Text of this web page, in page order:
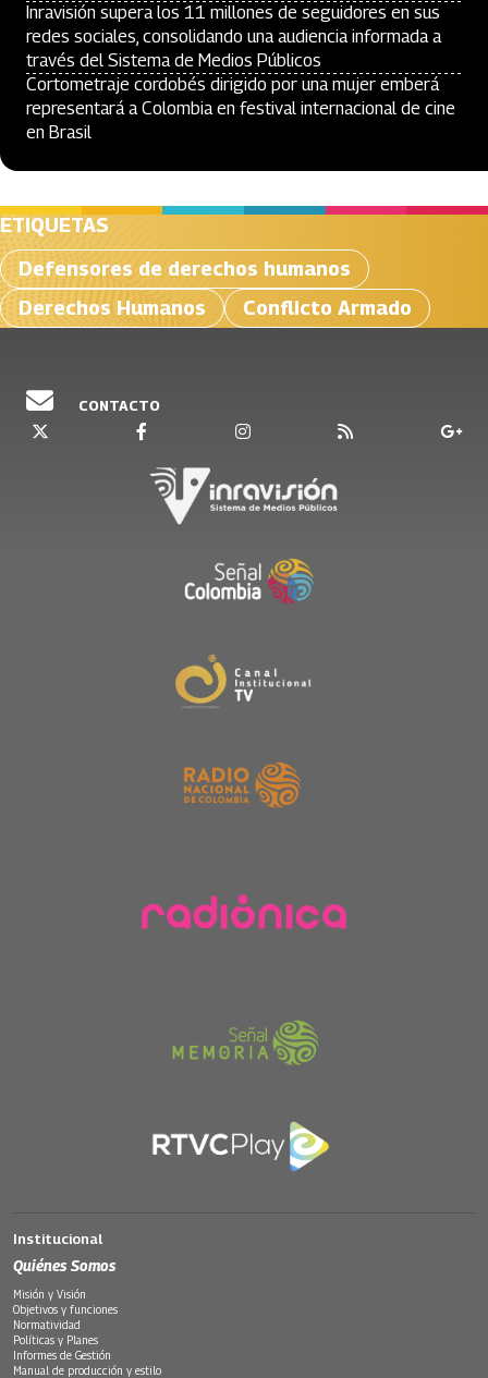
Inravisión supera los 11 millones de seguidores en sus
redes sociales, consolidando una audiencia informada a
través del Sistema de Medios Públicos
Cortometraje cordobés dirigido por una mujer emberá
representará a Colombia en festival internacional de cine
en Brasil
ETIQUETAS
Defensores de derechos humanos
Derechos Humanos
Conflicto Armado
CONTACTO
Institucional
Quiénes Somos
Misión y Visión
Objetivos y funciones
Normatividad
Políticas y Planes
Informes de Gestión
Manual de producción y estilo